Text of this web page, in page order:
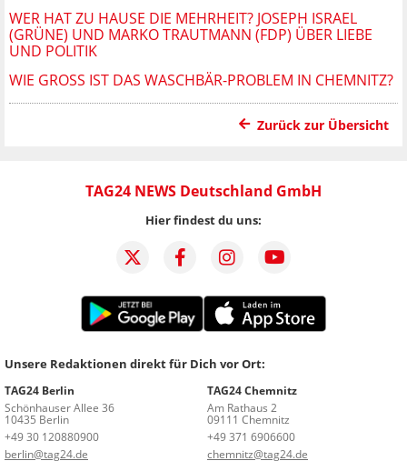
WER HAT ZU HAUSE DIE MEHRHEIT? JOSEPH ISRAEL
(GRÜNE) UND MARKO TRAUTMANN (FDP) ÜBER LIEBE
UND POLITIK
WIE GROSS IST DAS WASCHBÄR-PROBLEM IN CHEMNITZ?
Zurück zur Übersicht
TAG24 NEWS Deutschland GmbH
Hier findest du uns:
Unsere Redaktionen direkt für Dich vor Ort:
TAG24 Berlin
Schönhauser Allee 36
10435 Berlin
+49 30 120880900
berlin@tag24.de
TAG24 Chemnitz
Am Rathaus 2
09111 Chemnitz
+49 371 6906600
chemnitz@tag24.de